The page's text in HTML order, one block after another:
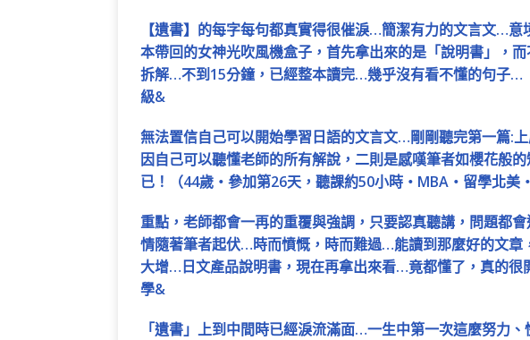
【遺書】的每字每句都真實得很催淚…簡潔有力的文言文…
本帶回的女神光吹風機盒子，首先拿出來的是「說明書」，
拆解…不到15分鐘，已經整本讀完…幾乎沒有看不懂的句子
級&
無法置信自己可以開始學習日語的文言文…剛剛聽完第一篇:
因自己可以聽懂老師的所有解說，二則是感嘆筆者如櫻花般
已！（44歲‧參加第26天，聽課約50小時‧MBA‧留學北美
重點，老師都會一再的重覆與強調，只要認真聽講，問題都
情隨著筆者起伏…時而憤慨，時而難過…能讀到那麼好的文章
大增…日文產品說明書，現在再拿出來看…竟都懂了，真的很
學&
「遺書」上到中間時已經淚流滿面…一生中第一次這麼努力